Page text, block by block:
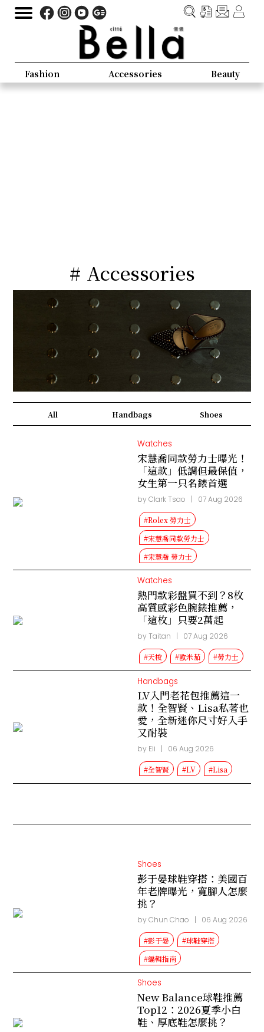
Fashion Accessories Beauty
Accessories
All Handbags Shoes
Watches
宋慧喬同款勞力士曝光！
「這款」低調但最保值，
女生第一只名錶首選
by Clark Tsao | 07 Aug 2026
#Rolex 勞力士
#宋慧喬同款勞力士
#宋慧喬 勞力士
Watches
熱門款彩盤買不到？8枚
高質感彩色腕錶推薦，
「這枚」只要2萬起
by Taitan | 07 Aug 2026
#天梭 #歐米茄 #勞力士
Handbags
LV入門老花包推薦這一
款！全智賢、Lisa私著也
愛，全新迷你尺寸好入手
又耐裝
by Eli | 06 Aug 2026
#全智賢 #LV #Lisa
Shoes
彭于晏球鞋穿搭：美國百
年老牌曝光，寬腳人怎麼
挑？
by Chun Chao | 06 Aug 2026
#彭于晏
#球鞋穿搭
#編輯指南
Shoes
New Balance球鞋推薦
Top12：2026夏季小白
鞋、厚底鞋怎麼挑？